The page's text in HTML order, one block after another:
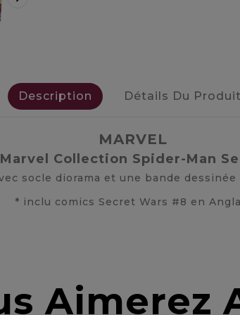
Description Détails Du Produit
MARVEL
Collection Spider-Man
socle diorama et une bande
* inclu comics Secret Wars #8 en
Aimerez